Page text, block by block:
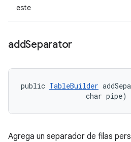
este
addSeparator
public TableBuilder
                char pipe)
Agrega un separador de filas